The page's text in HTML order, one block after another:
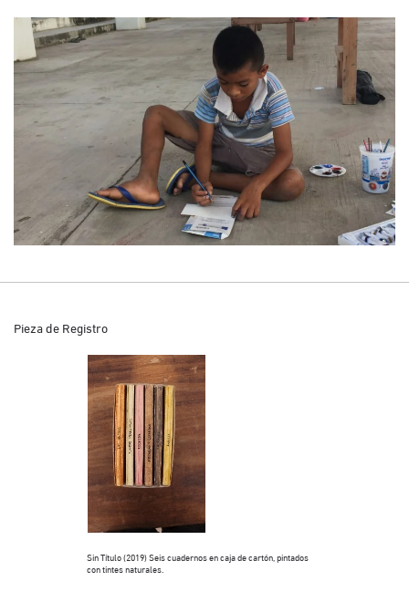
Pieza de Registro
Sin Título (2019) Seis cuadernos en caja de cartón, pintados
con tintes naturales.